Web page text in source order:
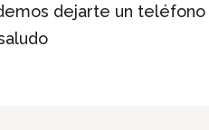
dejarte un